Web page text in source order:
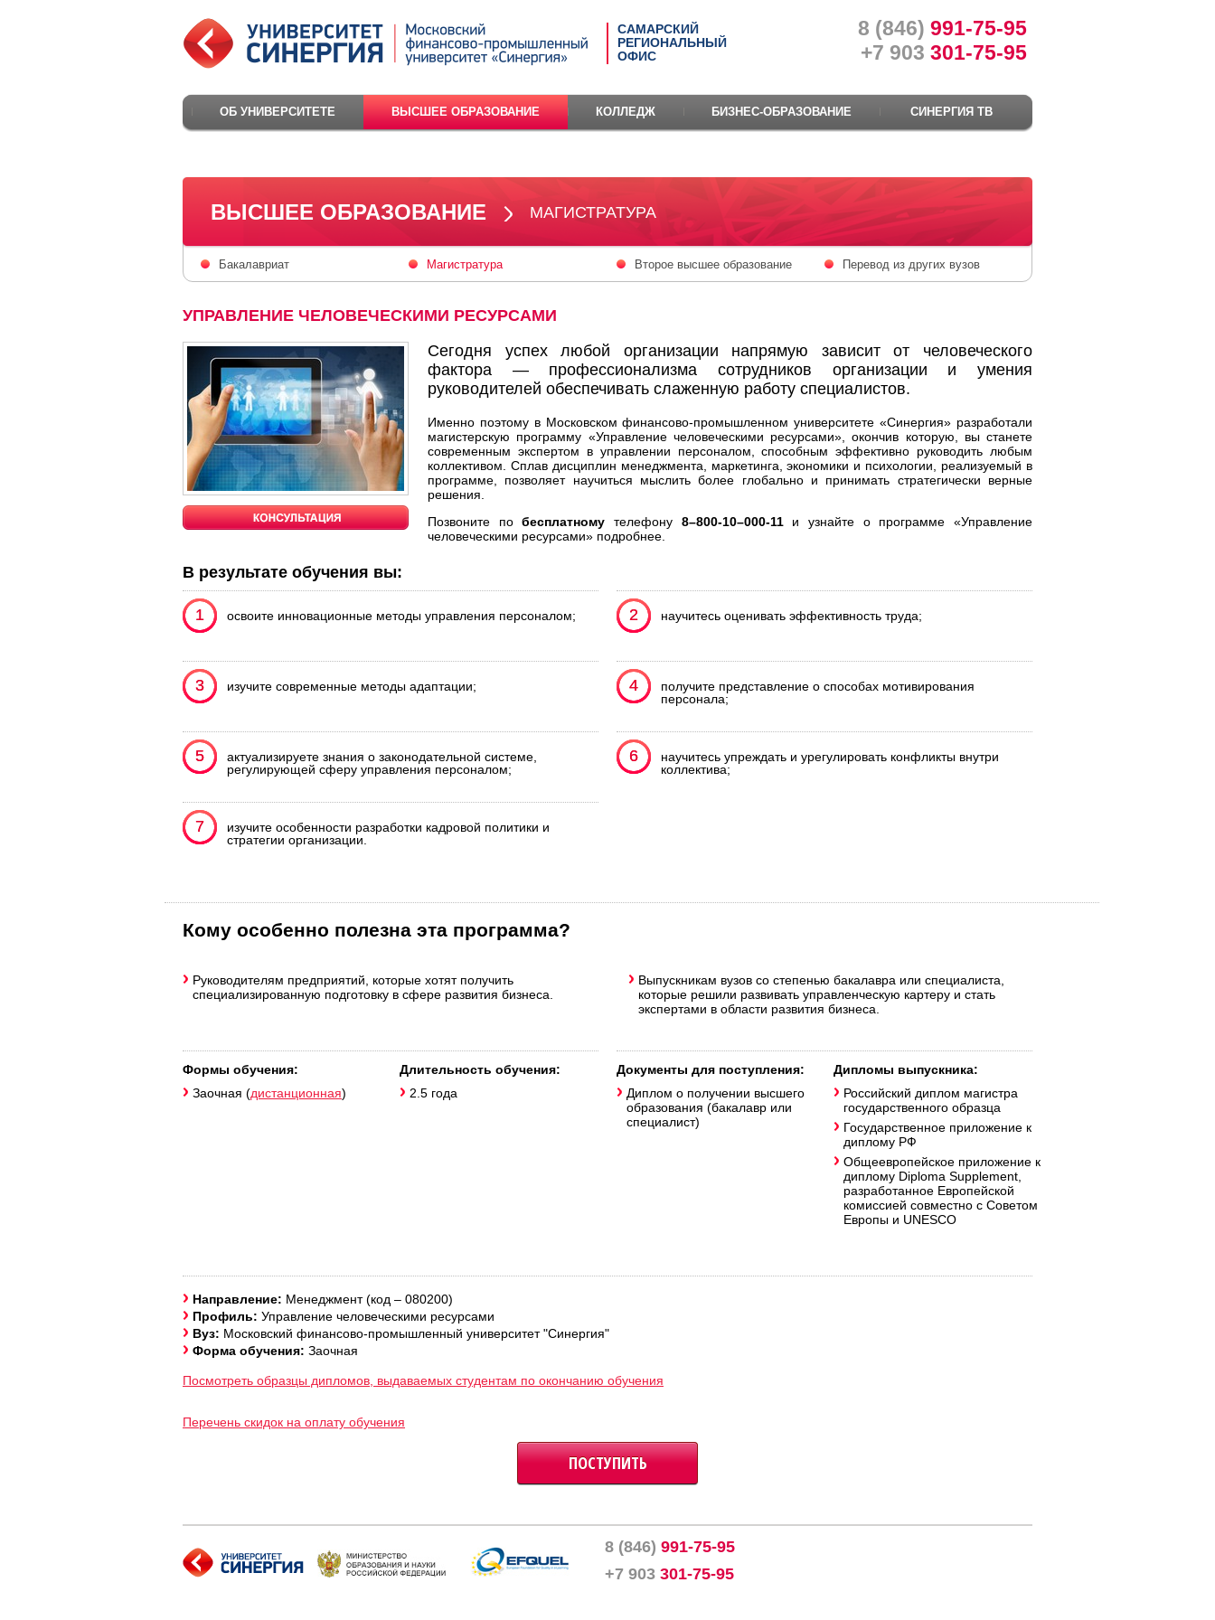
САМАРСКИЙ
РЕГИОНАЛЬНЫЙ
ОФИС
8 (846) 991-75-95
+7 903 301-75-95
ОБ УНИВЕРСИТЕТЕ ВЫСШЕЕ ОБРАЗОВАНИЕ КОЛЛЕДЖ БИЗНЕС-ОБРАЗОВАНИЕ СИНЕРГИЯ ТВ
ВЫСШЕЕ ОБРАЗОВАНИЕ МАГИСТРАТУРА
Бакалавриат Магистратура Второе высшее образование Перевод из других вузов
УПРАВЛЕНИЕ ЧЕЛОВЕЧЕСКИМИ РЕСУРСАМИ
Сегодня успех любой организации напрямую зависит от человеческого
фактора — профессионализма сотрудников организации и умения
руководителей обеспечивать слаженную работу специалистов.
Именно поэтому в Московском финансово-промышленном университете «Синергия» разработали
магистерскую программу «Управление человеческими ресурсами», окончив которую, вы станете
современным экспертом в управлении персоналом, способным эффективно руководить любым
коллективом. Сплав дисциплин менеджмента, маркетинга, экономики и психологии, реализуемый в
программе, позволяет научиться мыслить более глобально и принимать стратегически верные
решения.
Позвоните побесплатному телефону 8–800-10–000-11и узнайте о программе «Управление
человеческими ресурсами» подробнее.
В результате обучения вы:
освоите инновационные методы управления персоналом;
1
1 научитесь оценивать эффективность труда;
2
2
изучите современные методы адаптации;
3
3
получите представление о способах мотивирования
персонала;
4
4
актуализируете знания о законодательной системе,
регулирующей сферу управления персоналом;
5
5
научитесь упреждать и урегулировать конфликты внутри
коллектива;
6
6
изучите особенности разработки кадровой политики и
стратегии организации.
7
7
Кому особенно полезна эта программа?
Руководителям предприятий, которые хотят получить
специализированную подготовку в сфере развития бизнеса.
Выпускникам вузов со степенью бакалавра или специалиста,
которые решили развивать управленческую картеру и стать
экспертами в области развития бизнеса.
Формы обучения:
Заочная (дистанционная)
Длительность обучения:
2.5 года
Документы для поступления:
Диплом о получении высшего
образования (бакалавр или
специалист)
Дипломы выпускника:
Российский диплом магистра
государственного образца
Государственное приложение к
диплому РФ
Общеевропейское приложение к
диплому Diploma Supplement,
разработанное Европейской
комиссией совместно с Советом
Европы и UNESCO
Направление: Менеджмент (код – 080200)
Профиль: Управление человеческими ресурсами
Вуз: Московский финансово-промышленный университет "Синергия"
Форма обучения: Заочная
Посмотреть образцы дипломов, выдаваемых студентам по окончанию обучения
Перечень скидок на оплату обучения
ПОСТУПИТЬ
8 (846) 991-75-95
+7 903 301-75-95